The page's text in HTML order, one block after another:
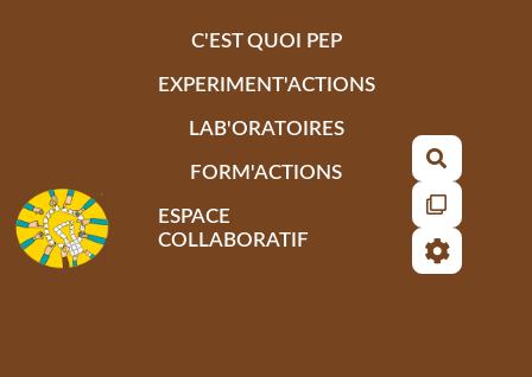
C'EST QUOI PEP
EXPERIMENT'ACTIONS
LAB'ORATOIRES
FORM'ACTIONS
ESPACE
COLLABORATIF